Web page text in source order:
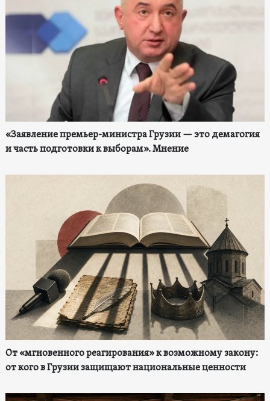
«Заявление премьер-министра Грузии — это демагогия
и часть подготовки к выборам». Мнение
От «мгновенного реагирования» к возможному закону:
от кого в Грузии защищают национальные ценности